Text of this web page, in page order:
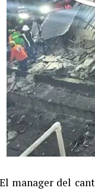
El manager del